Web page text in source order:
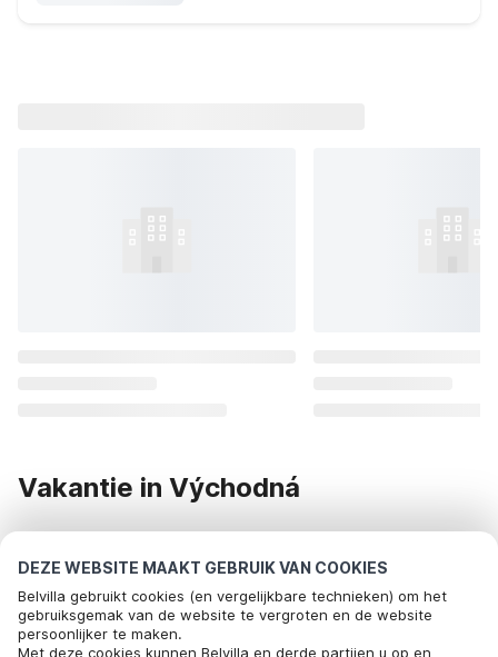
DEZE WEBSITE MAAKT GEBRUIK VAN COOKIES
Belvilla gebruikt cookies (en vergelijkbare technieken) om het
gebruiksgemak van de website te vergroten en de website
persoonlijker te maken.
Met deze cookies kunnen Belvilla en derde partijen u op en
Vakantie in Východná
Belvilla bij het juiste adres! Wij bezorgen je een onvergetelijke
vakantie in Východná. Bekijk het onderstaande aanbod van
vakantiehuizen in Východná of huur een vakantiehuis op één